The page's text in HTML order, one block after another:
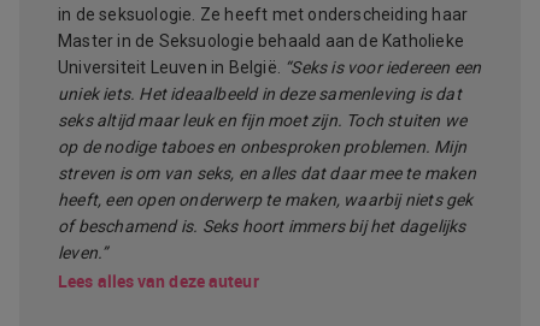
in de seksuologie. Ze heeft met onderscheiding haar
Master in de Seksuologie behaald aan de Katholieke
Universiteit Leuven in België.
“Seks is voor iedereen een
uniek iets. Het ideaalbeeld in deze samenleving is dat
seks altijd maar leuk en fijn moet zijn. Toch stuiten we
op de nodige taboes en onbesproken problemen. Mijn
streven is om van seks, en alles dat daar mee te maken
heeft, een open onderwerp te maken, waarbij niets gek
of beschamend is. Seks hoort immers bij het dagelijks
leven.”
Lees alles van deze auteur